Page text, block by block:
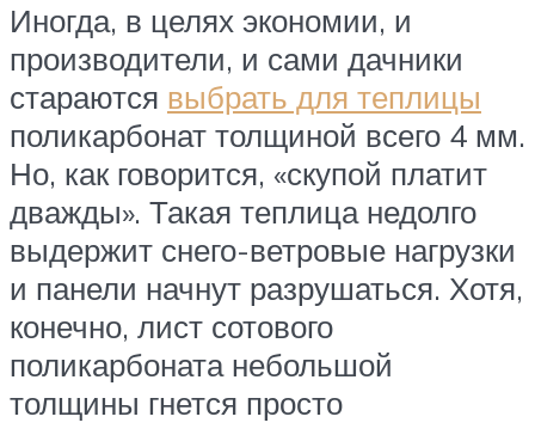
Иногда, в целях экономии, и
производители, и сами дачники
стараются выбрать для теплицы
поликарбонат толщиной всего 4 мм.
Но, как говорится, «скупой платит
дважды». Такая теплица недолго
выдержит снего-ветровые нагрузки
и панели начнут разрушаться. Хотя,
конечно, лист сотового
поликарбоната небольшой
толщины гнется просто